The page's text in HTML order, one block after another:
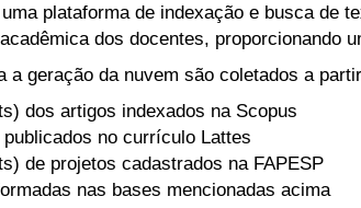
plataforma de indexação e busca
dos docentes,
a geração da nuvem são coletados a
dos artigos indexados na Scopus
no currículo Lattes
de projetos cadastrados na FAPESP
nas bases mencionadas acima